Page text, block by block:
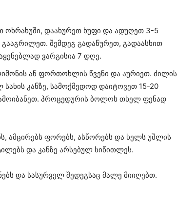
დაახურეთ ხუფი და ადუღეთ 3-5
შემდეგ გადაწურეთ, გადაასხით
ვარგისია 7 დღე.
ან ფორთოხლის წვენი და აურიეთ. ძილის
სახის კანზე, სამოქმედოდ დაიტოვეთ 15-20
პროცედურის ბოლოს თხელ ფენად
ამცირებს ფორებს, ასწორებს და ხელს უშლის
და კანზე არსებულ სიწითლეს.
და სასურველ შედეგსაც მალე მიიღებთ.